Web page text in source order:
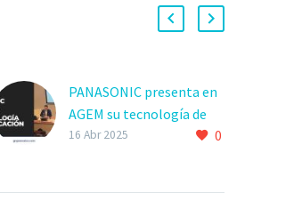
PANASONIC presenta en
AGEM su tecnología de
purificación del aire
0
16 Abr 2025